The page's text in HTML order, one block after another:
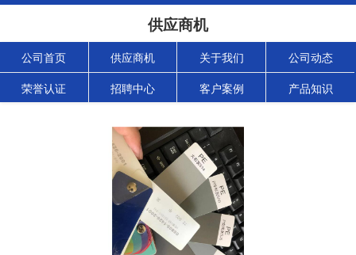
供应商机
公司首页 供应商机 关于我们 公司动态
荣誉认证 招聘中心 客户案例 产品知识